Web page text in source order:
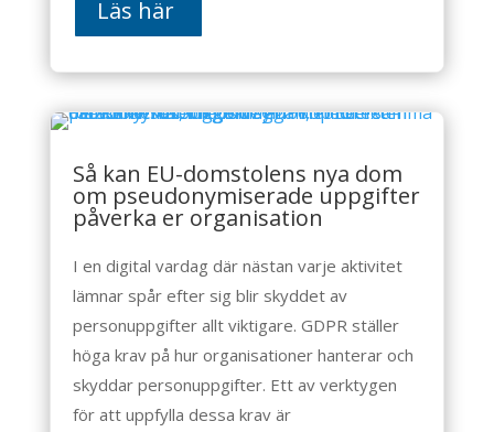
Läs här
Så kan EU-domstolens nya dom
om pseudonymiserade uppgifter
påverka er organisation
I en digital vardag där nästan varje aktivitet
lämnar spår efter sig blir skyddet av
personuppgifter allt viktigare. GDPR ställer
höga krav på hur organisationer hanterar och
skyddar personuppgifter. Ett av verktygen
för att uppfylla dessa krav är